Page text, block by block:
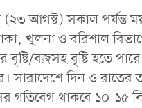
(২৩ আগস্ট) সকাল পর্যন্ত
খুলনা ও বরিশাল
বৃষ্টি/বজ্রসহ বৃষ্টি হতে
সারাদেশে দিন ও রাতের
গতিবেগ থাকবে ১০-১৫